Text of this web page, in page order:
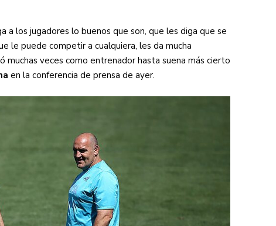
a los jugadores lo buenos que son, que les diga que se
le puede competir a cualquiera, les da mucha
muchas veces como entrenador hasta suena más cierto
en la conferencia de prensa de ayer.